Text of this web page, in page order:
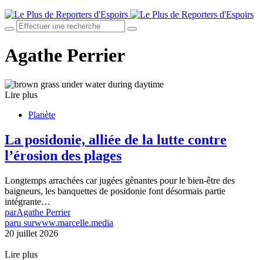
Agathe Perrier
Lire plus
Planète
La posidonie, alliée de la lutte contre
l’érosion des plages
Longtemps arrachées car jugées gênantes pour le bien-être des
baigneurs, les banquettes de posidonie font désormais partie
intégrante…
parAgathe Perrier
paru surwww.marcelle.media
20 juillet 2026
Lire plus